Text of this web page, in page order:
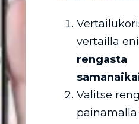
vertailla
rengasta
Valitse
painamalla